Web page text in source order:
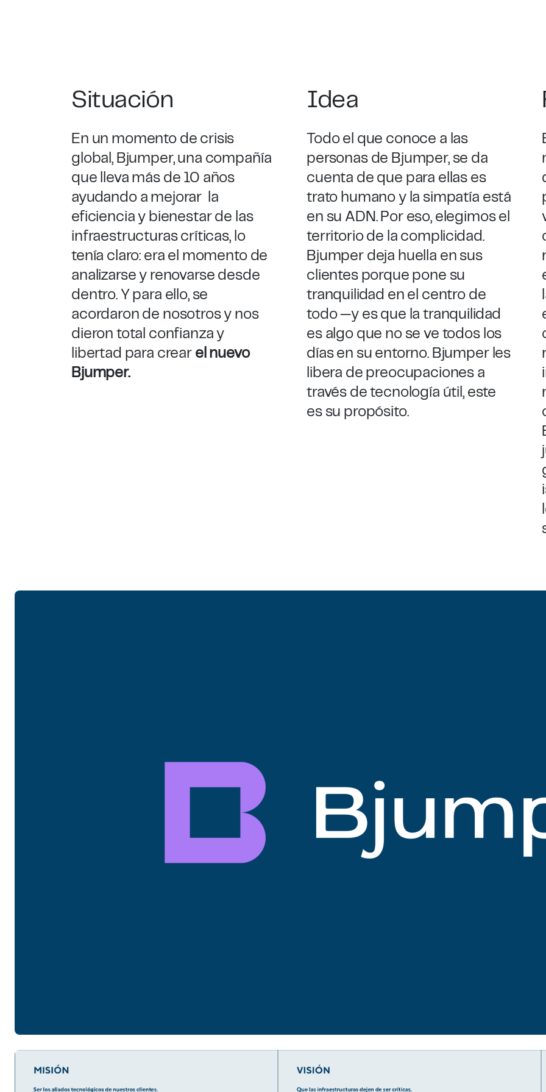
Situación
En un momento de crisis
global, Bjumper, una compañía
que lleva más de 10 años
ayudando a mejorar
la
eficiencia y bienestar de las
infraestructuras críticas, lo
tenía claro: era el momento de
analizarse y renovarse desde
dentro. Y para ello, se
acordaron de nosotros y nos
dieron total confianza y
libertad para crear el nuevo
Bjumper.
Idea
Todo el que conoce a las
personas de Bjumper, se da
cuenta de que para ellas es
trato humano y la simpatía está
en su ADN. Por eso, elegimos el
territorio de la complicidad.
Bjumper deja huella en sus
clientes porque pone su
tranquilidad en el centro de
todo —y es que la tranquilidad
es algo que no se ve todos los
días en su entorno. Bjumper les
libera de preocupaciones a
través de tecnología útil, este
es su propósito.